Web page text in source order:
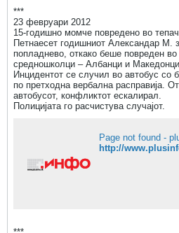
***
23 февруари 2012
15-годишно момче повредено во
Петнаесет годишниот Александар М.
попладнево, откако беше повреден
средношколци – Албанци и
Инцидентот се случил во автобус со
по претходна вербална расправија.
автобусот, конфликтот ескалирал.
Полицијата го расчистува случајот.
Page not found -